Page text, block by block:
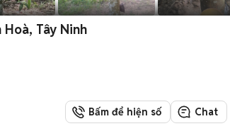
Tây Ninh
Bấm để hiện số Chat